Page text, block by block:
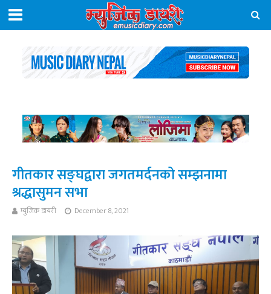
गीतकार सङ्घद्वारा जगतमर्दनको सम्झनामा
श्रद्धासुमन सभा
म्युजिक डायरी December 8, 2021